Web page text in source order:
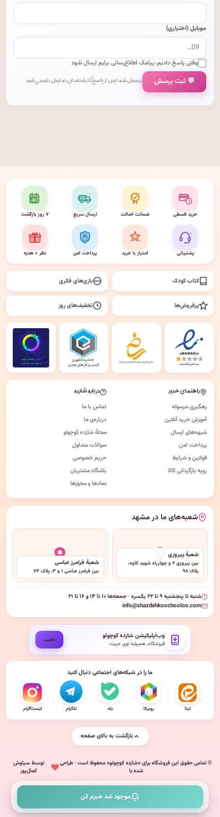
موبایل (اختیاری)
وقتی پاسخ دادیم، پیامک اطلاع‌رسانی برایم ارسال شود
💬 ثبت پرسش پرسش شما پس از پاسخ کارشناسان نمایش داده می‌شود.
موجود شد خبرم کن
خرید قسطی ضمانت اصالت ارسال سریع ۷ روز بازگشت
پشتیبانی امتیاز با خرید پرداخت امن نظر + هدیه
کتاب کودک بازی‌های فکری
پرفروش‌ها تخفیف‌های روز
راهنمای خرید
رهگیری مرسوله
آموزش خرید آنلاین
شیوه‌های ارسال
پرداخت امن
قوانین و شرایط
رویه بازگردانی کالا
درباره شازده
تماس با ما
درباره‌ی ما
مجلهٔ شازده کوچولو
سوالات متداول
حریم خصوصی
باشگاه مشتریان
نمادها و مجوزها
شعبه‌های ما در مشهد
شعبهٔ پیروزی
بین پیروزی ۲ و چهارراه شهید کاوه،
پلاک ۹۸
شعبهٔ فرامرز عباسی
بین فرامرز عباسی ۱ و ۳، پلاک ۷۴
شنبه تا پنجشنبه ۹ تا ۲۲ یکسره · جمعه‌ها ۱۰ تا ۱۴ و ۱۶ تا ۲۱
info@shazdehkoochooloo.com
وب‌اپلیکیشن شازده کوچولو
فروشگاه، همیشه توی جیبت نصب
ما را در شبکه‌های اجتماعی دنبال کنید
ایتا روبیکا بله تلگرام اینستاگرام
بازگشت به بالای صفحه
© تمامی حقوق این فروشگاه برای «شازده کوچولو» محفوظ است · طراحی
شده با
توسط سیاوش
کمال‌پور